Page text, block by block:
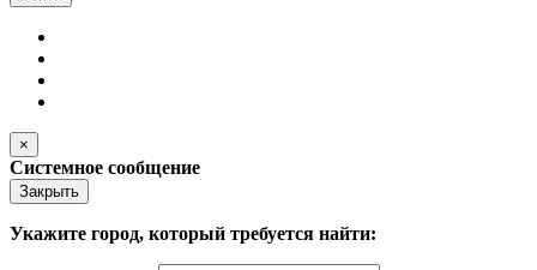
×
Системное сообщение
Закрыть
Укажите город, который требуется найти: